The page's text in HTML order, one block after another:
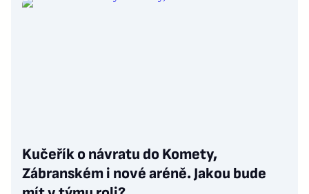
Kučeřík o návratu do Komety,
Zábranském i nové aréně. Jakou bude